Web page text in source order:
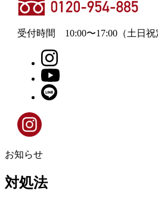
受付時間 10:00〜17:00 （土日祝
お知らせ
対処法